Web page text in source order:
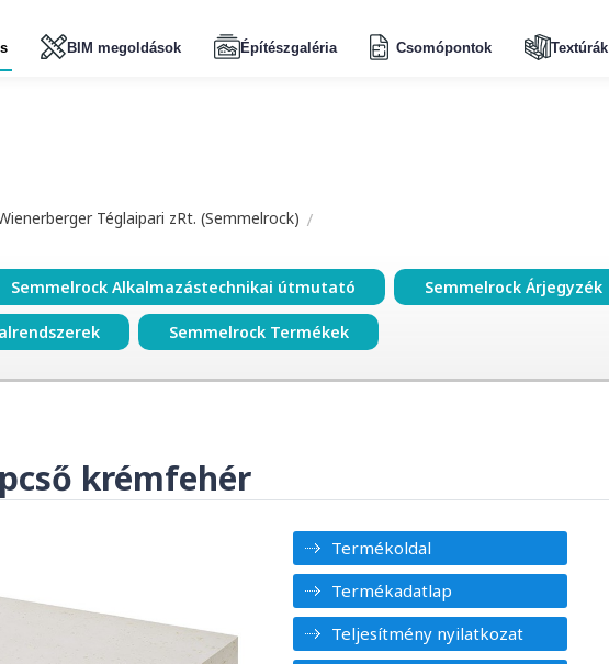
BIM megoldások Építészgaléria Csomópontok Textúrák
Téglaipari zRt. (Semmelrock)
Semmelrock Alkalmazástechnikai útmutató Semmelrock Árjegyzék
Semmelrock Termékek
krémfehér
Termékoldal
Termékadatlap
Teljesítmény nyilatkozat